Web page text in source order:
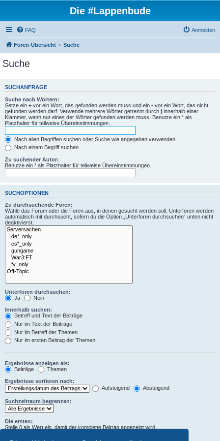
Die #Lappenbude
FAQ Anmelden
Foren-Übersicht Suche
Suche
SUCHANFRAGE
Suche nach Wörtern:
Setze ein + vor ein Wort, das gefunden werden muss und ein - vor ein Wort, das nicht
gefunden werden darf. Verwende mehrere Wörter getrennt durch | innerhalb einer
Klammer, wenn nur eines der Wörter gefunden werden muss. Benutze ein * als
Platzhalter für teilweise Übereinstimmungen.
Nach allen Begriffen suchen oder Suche wie angegeben verwenden
Nach einem Begriff suchen
Zu suchender Autor:
Benutze ein * als Platzhalter für teilweise Übereinstimmungen.
SUCHOPTIONEN
Zu durchsuchende Foren:
Wähle das Forum oder die Foren aus, in denen gesucht werden soll. Unterforen werden
automatisch mit durchsucht, sofern du die Option „Unterforen durchsuchen“ unten nicht
deaktivierst.
Unterforen durchsuchen:
Ja
Nein
Innerhalb suchen:
Betreff und Text der Beiträge
Nur im Text der Beiträge
Nur im Betreff der Themen
Nur im ersten Beitrag der Themen
Ergebnisse anzeigen als:
Beiträge
Themen
Ergebnisse sortieren nach:
Aufsteigend
Absteigend
Suchzeitraum begrenzen:
Die ersten:
Stelle 0 als Wert ein, damit der komplette Beitrag angezeigt wird.